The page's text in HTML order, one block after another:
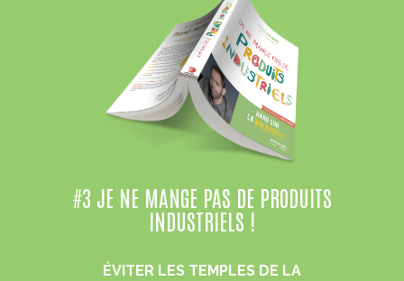
#3 JE NE MANGE PAS DE PRODUITS
INDUSTRIELS !
ÉVITER LES TEMPLES DE LA